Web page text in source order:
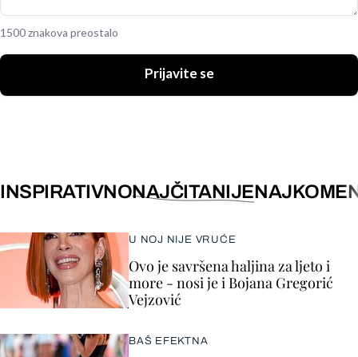
1500 znakova preostalo
Prijavite se
INSPIRATIVNONAJČITANIJE
U NOJ NIJE VRUĆE
Ovo je savršena haljina za ljeto i
more - nosi je i Bojana Gregorić
Vejzović
BAŠ EFEKTNA